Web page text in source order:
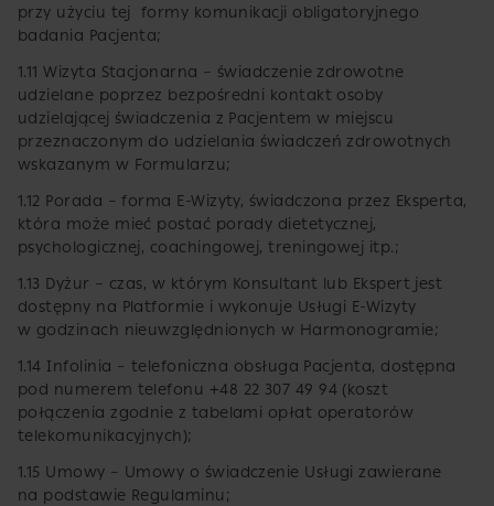
przy użyciu tej formy komunikacji obligatoryjnego
badania Pacjenta;
1.11 Wizyta Stacjonarna – świadczenie zdrowotne
udzielane poprzez bezpośredni kontakt osoby
udzielającej świadczenia z Pacjentem w miejscu
przeznaczonym do udzielania świadczeń zdrowotnych
wskazanym w Formularzu;
1.12 Porada – forma E-Wizyty, świadczona przez Eksperta,
która może mieć postać porady dietetycznej,
psychologicznej, coachingowej, treningowej itp.;
1.13 Dyżur – czas, w którym Konsultant lub Ekspert jest
dostępny na Platformie i wykonuje Usługi E-Wizyty
w godzinach nieuwzględnionych w Harmonogramie;
1.14 Infolinia – telefoniczna obsługa Pacjenta, dostępna
pod numerem telefonu +48 22 307 49 94 (koszt
połączenia zgodnie z tabelami opłat operatorów
telekomunikacyjnych);
1.15 Umowy – Umowy o świadczenie Usługi zawierane
na podstawie Regulaminu;